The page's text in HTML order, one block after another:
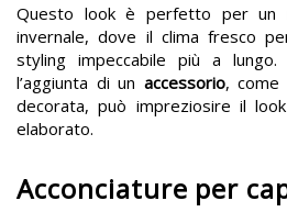
Questo look è perfetto per un
invernale, dove il clima fresco
styling impeccabile più a
l’aggiunta di un accessorio, come
decorata, può impreziosire il
elaborato​.
Acconciature per